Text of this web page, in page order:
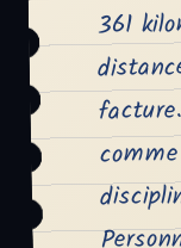
361